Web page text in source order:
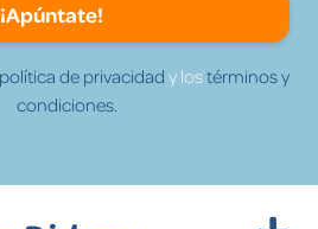
¡Apúntate!
política de privacidad y lostérminos y
condiciones.